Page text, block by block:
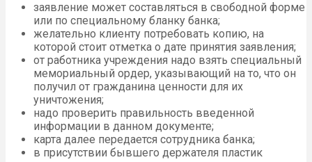
заявление может составляться в свободной форме
или по специальному бланку банка;
желательно клиенту потребовать копию, на
которой стоит отметка о дате принятия заявления;
от работника учреждения надо взять специальный
мемориальный ордер, указывающий на то, что он
получил от гражданина ценности для их
уничтожения;
надо проверить правильность введенной
информации в данном документе;
карта далее передается сотрудника банка;
в присутствии бывшего держателя пластик